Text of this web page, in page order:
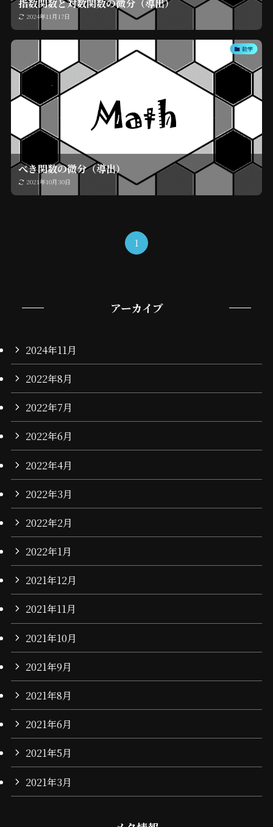
指数関数と対数関数の微分（導出）
2024年11月17日
数学
べき関数の微分（導出）
2021年10月30日
1
アーカイブ
2024年11月
2022年8月
2022年7月
2022年6月
2022年4月
2022年3月
2022年2月
2022年1月
2021年12月
2021年11月
2021年10月
2021年9月
2021年8月
2021年6月
2021年5月
2021年3月